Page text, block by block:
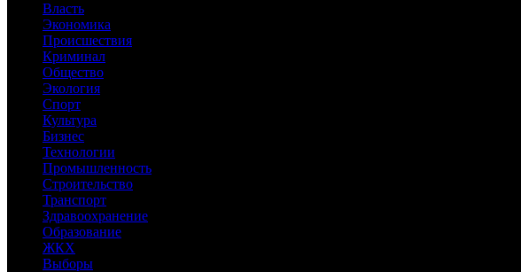
Власть
Экономика
Происшествия
Криминал
Общество
Экология
Спорт
Культура
Бизнес
Технологии
Промышленность
Строительство
Транспорт
Здравоохранение
Образование
ЖКХ
Выборы